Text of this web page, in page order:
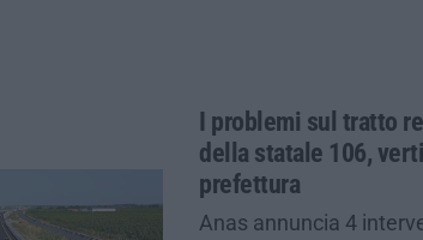
I problemi sul tratto
della statale 106,
prefettura
Anas annuncia 4